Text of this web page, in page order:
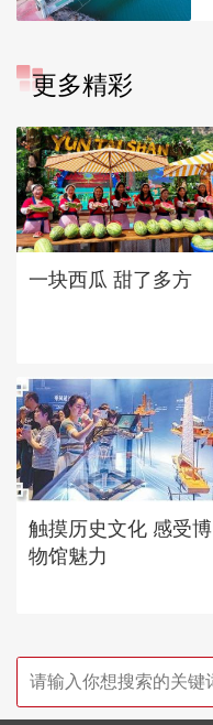
更多精彩
一块西瓜 甜了多方
触摸历史文化 感受博
物馆魅力